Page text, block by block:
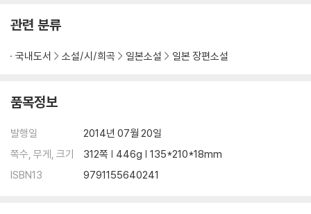
관련 분류
국내도서 소설/시/희곡 일본소설 일본 장편소설
품목정보
발행일
2014년 07월 20일
쪽수, 무게, 크기
312쪽 | 446g | 135*210*18mm
ISBN13
9791155640241